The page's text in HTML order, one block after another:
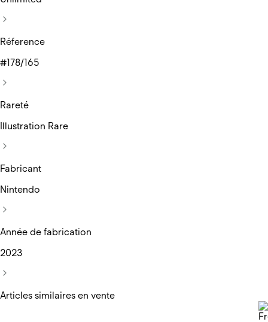
Réference
#178/165
Rareté
Illustration Rare
Fabricant
Nintendo
Année de fabrication
2023
Articles similaires en vente